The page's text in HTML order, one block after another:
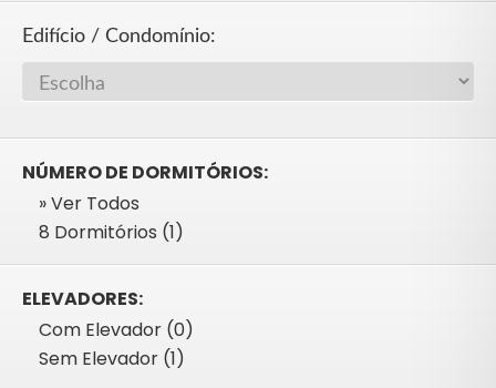
Edifício / Condomínio:
NÚMERO DE DORMITÓRIOS:
» Ver Todos
8 Dormitórios (1)
ELEVADORES:
Com Elevador (0)
Sem Elevador (1)